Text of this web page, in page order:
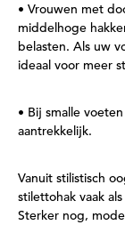
• Vrouwen met
middelhoge
belasten. Als uw
ideaal voor meer
• Bij smalle
aantrekkelijk.
Vanuit stilistisch
stilettohak vaak
Sterker nog,